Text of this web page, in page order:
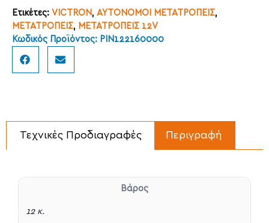
Ετικέτες: VICTRON , ΑΥΤΟΝΟΜΟΙ ΜΕΤΑΤΡΟΠΕΙΣ,
ΜΕΤΑΤΡΟΠΕΙΣ, ΜΕΤΑΤΡΟΠΕΙΣ 12V
Κωδικός Προϊόντος: PIN122160000
Περιγραφή
Τεχνικές Προδιαγραφές
Βάρος
12 κ.